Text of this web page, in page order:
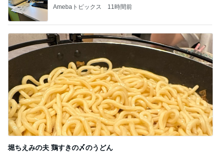
Amebaトピックス 11時間前
堀ちえみの夫 鶏すきの〆のうどん